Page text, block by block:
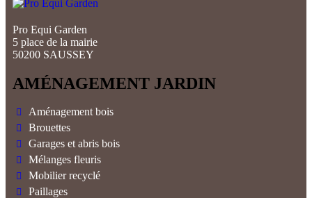
Pro Equi Garden
5 place de la mairie
50200 SAUSSEY
AMÉNAGEMENT JARDIN
Aménagement bois
Brouettes
Garages et abris bois
Mélanges fleuris
Mobilier recyclé
Paillages